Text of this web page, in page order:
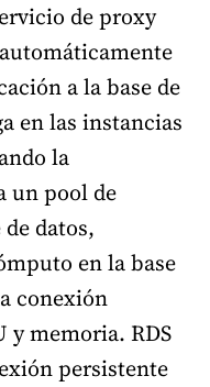
de proxy
a la base de
en las instancias
la
un pool de
datos,
en la base
conexión
y memoria. RDS
persistente